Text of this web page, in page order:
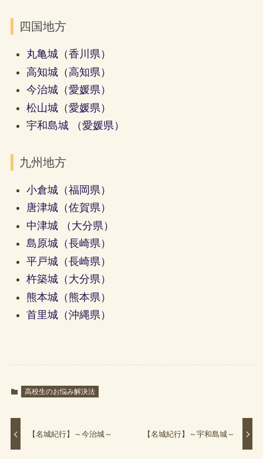
四国地方
丸亀城（香川県）
高知城（高知県）
今治城（愛媛県）
松山城（愛媛県）
宇和島城 （愛媛県）
九州地方
小倉城（福岡県）
唐津城（佐賀県）
中津城 （大分県）
島原城（長崎県）
平戸城（長崎県）
杵築城（大分県）
熊本城（熊本県）
首里城（沖縄県）
高校生のお悩み解決法
【名城紀行】～今治城～ 【名城紀行】～宇和島城～